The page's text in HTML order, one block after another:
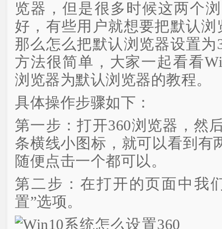
览器，但是很多时候这两个
好，有些用户就想要把默认浏
那么怎么把默认浏览器设置为
方法很简单，大家一起看看
浏览器为默认浏览器的教程。
具体操作步骤如下：
第一步：打开360浏览器，然
条横线小图标，就可以看到有
随便点击一个都可以。
第二步：在打开的页面中我
置”选项。